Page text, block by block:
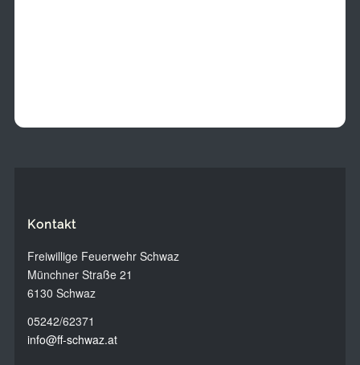
Kontakt
Freiwillige Feuerwehr Schwaz
Münchner Straße 21
6130 Schwaz
05242/62371
info@ff-schwaz.at